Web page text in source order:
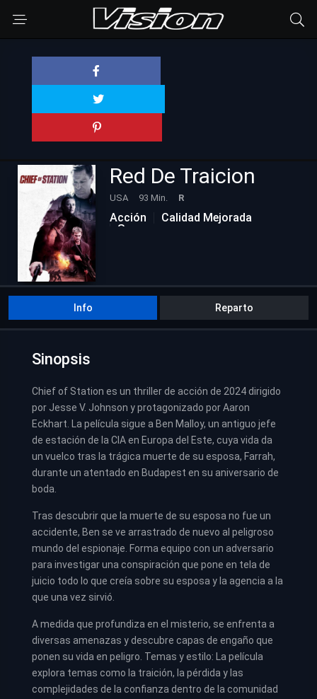
Red De Traicion
USA 93 Min. R
Acción
Calidad Mejorada
Suspenso
Info Reparto
Sinopsis
Chief of Station es un thriller de acción de 2024 dirigido
por Jesse V. Johnson y protagonizado por Aaron
Eckhart. La película sigue a Ben Malloy, un antiguo jefe
de estación de la CIA en Europa del Este, cuya vida da
un vuelco tras la trágica muerte de su esposa, Farrah,
durante un atentado en Budapest en su aniversario de
boda.
Tras descubrir que la muerte de su esposa no fue un
accidente, Ben se ve arrastrado de nuevo al peligroso
mundo del espionaje. Forma equipo con un adversario
para investigar una conspiración que pone en tela de
juicio todo lo que creía sobre su esposa y la agencia a la
que una vez sirvió.
A medida que profundiza en el misterio, se enfrenta a
diversas amenazas y descubre capas de engaño que
ponen su vida en peligro. Temas y estilo: La película
explora temas como la traición, la pérdida y las
complejidades de la confianza dentro de la comunidad